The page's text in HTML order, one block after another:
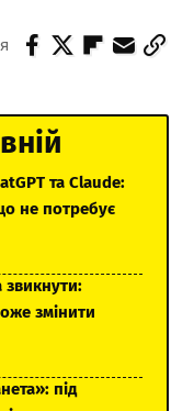
та Claude:
не потребує
звикнути:
змінити
під